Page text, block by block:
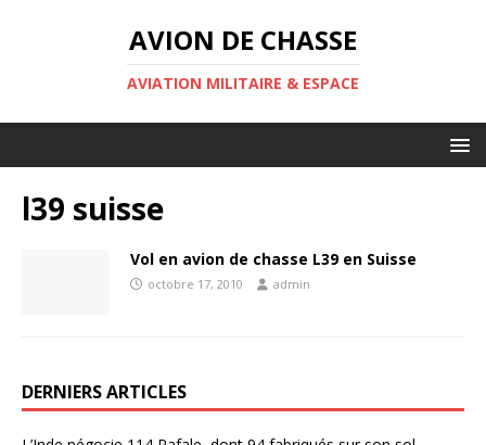
AVION DE CHASSE
AVIATION MILITAIRE & ESPACE
l39 suisse
Vol en avion de chasse L39 en Suisse
octobre 17, 2010 admin
DERNIERS ARTICLES